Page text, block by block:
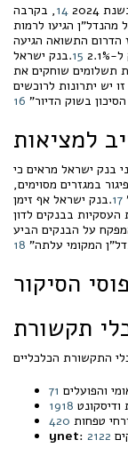
14, בקרבה
מהנדל"ן הגיעו לרמות
במחוז הדרום התשואה הגיעה
15.בנק ישראל
תשלומים שוחקים את
יש יתרונות לרוכשים
בשוק הדיור" 16
למציאות
בנק ישראל מראים כי
במגזרים מסוימים,
17.בנק ישראל אף זימן
העסקיות בבנקים לדון
על הבנקים הביע
המקומי עלתה" 18
הסיקור
תקשורת
והפועלים 71
1918
טפחות 420
ynet 2122